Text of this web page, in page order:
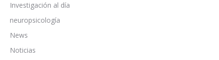
Investigación al día
neuropsicología
News
Noticias